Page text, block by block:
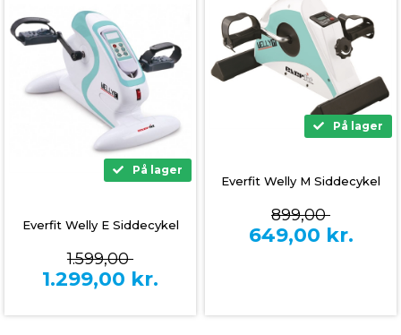
På lager
Everfit Welly E Siddecykel
1.599,00
1.299,00 kr.
På lager
Everfit Welly M Siddecykel
899,00
649,00 kr.